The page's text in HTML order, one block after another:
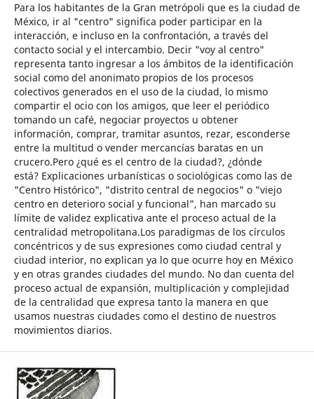
Para los habitantes de la Gran metrópoli que es la ciudad de
México, ir al "centro" significa poder participar en la
interacción, e incluso en la confrontación, a través del
contacto social y el intercambio. Decir "voy al centro"
representa tanto ingresar a los ámbitos de la identificación
social como del anonimato propios de los procesos
colectivos generados en el uso de la ciudad, lo mismo
compartir el ocio con los amigos, que leer el periódico
tomando un café, negociar proyectos u obtener
información, comprar, tramitar asuntos, rezar, esconderse
entre la multitud o vender mercancías baratas en un
crucero.Pero ¿qué es el centro de la ciudad?, ¿dónde
está? Explicaciones urbanísticas o sociológicas como las de
"Centro Histórico", "distrito central de negocios" o "viejo
centro en deterioro social y funcional", han marcado su
límite de validez explicativa ante el proceso actual de la
centralidad metropolitana.Los paradigmas de los círculos
concéntricos y de sus expresiones como ciudad central y
ciudad interior, no explican ya lo que ocurre hoy en México
y en otras grandes ciudades del mundo. No dan cuenta del
proceso actual de expansión, multiplicación y complejidad
de la centralidad que expresa tanto la manera en que
usamos nuestras ciudades como el destino de nuestros
movimientos diarios.